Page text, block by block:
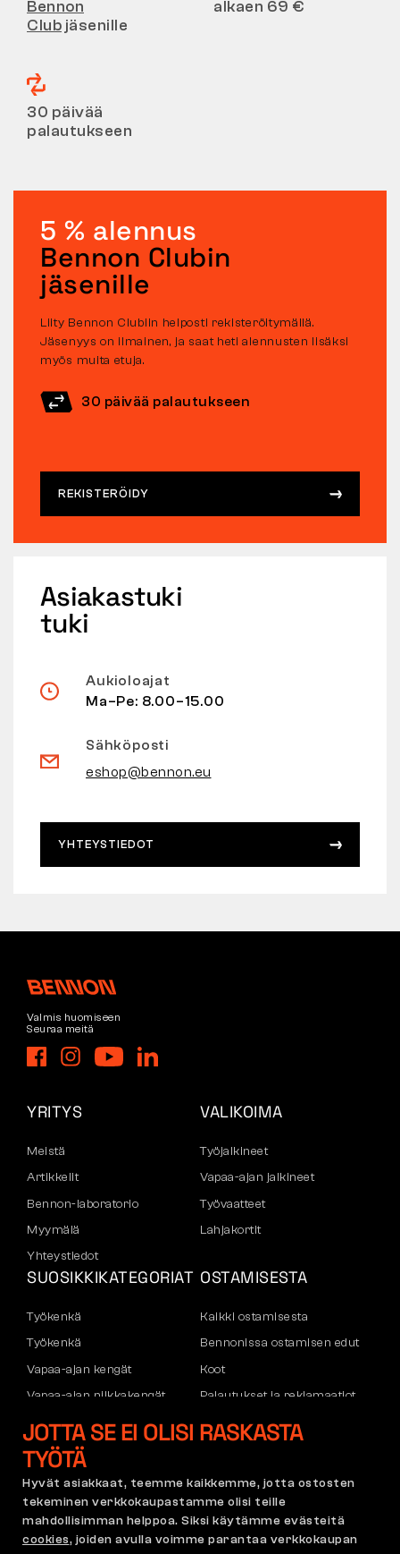
Bennon
Club jäsenille
alkaen 69 €
30 päivää
palautukseen
5 % alennus
Bennon Clubin
jäsenille
Liity Bennon Clubiin helposti rekisteröitymällä.
Jäsenyys on ilmainen, ja saat heti alennusten lisäksi
myös muita etuja.
30 päivää palautukseen
REKISTERÖIDY
Asiakastuki
tuki
Aukioloajat
Ma–Pe: 8.00–15.00
Sähköposti
eshop@bennon.eu
YHTEYSTIEDOT
Valmis huomiseen
Seuraa meitä
YRITYS
Meistä
Artikkelit
Bennon-laboratorio
Myymälä
Yhteystiedot
VALIKOIMA
Työjalkineet
Vapaa-ajan jalkineet
Työvaatteet
Lahjakortit
SUOSIKKIKATEGORIAT
Työkenkä
Työkenkä
Vapaa-ajan kengät
Vapaa-ajan nilkkakengät
Housut
Hupparit
OSTAMISESTA
Kaikki ostamisesta
Bennonissa ostamisen edut
Koot
Palautukset ja reklamaatiot
Kuljetus ja maksu
Reklamaatiot ja takuu
JOTTA SE EI OLISI RASKASTA
TYÖTÄ
Hyvät asiakkaat, teemme kaikkemme, jotta ostosten
tekeminen verkkokaupastamme olisi teille
mahdollisimman helppoa. Siksi käytämme evästeitä
cookies, joiden avulla voimme parantaa verkkokaupan